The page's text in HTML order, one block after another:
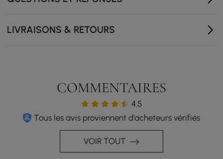
Miroir éclairé avec éclairage à capteur intelligent
LIVRAISONS & RETOURS
COMMENTAIRES
4.5
Tous les avis proviennent d'acheteurs vérifiés
VOIR TOUT